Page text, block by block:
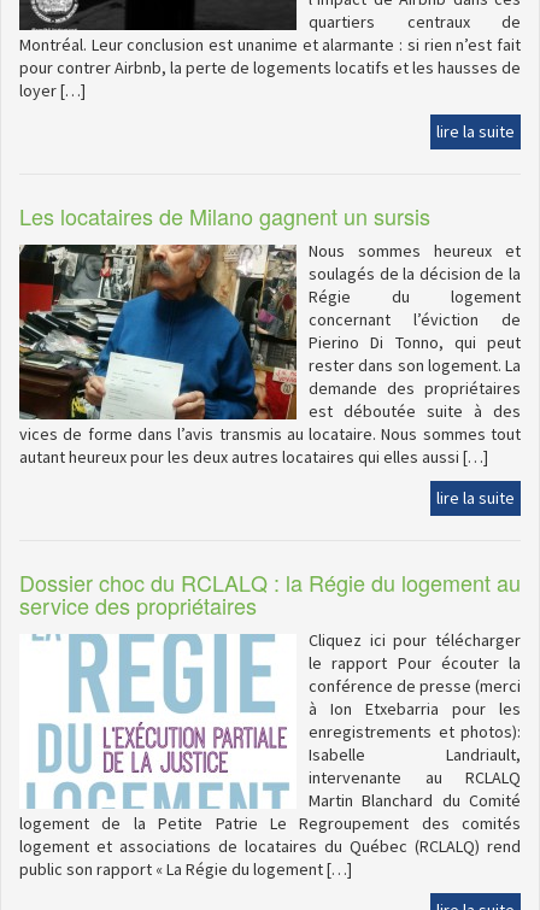
quartiers centraux de
Montréal. Leur conclusion est unanime et alarmante : si rien n’est fait
pour contrer Airbnb, la perte de logements locatifs et les hausses de
loyer […]
lire la suite
Les locataires de Milano gagnent un sursis
Nous sommes heureux et
soulagés de la décision de la
Régie du logement
concernant l’éviction de
Pierino Di Tonno, qui peut
rester dans son logement. La
demande des propriétaires
est déboutée suite à des
vices de forme dans l’avis transmis au locataire. Nous sommes tout
autant heureux pour les deux autres locataires qui elles aussi […]
lire la suite
Dossier choc du RCLALQ : la Régie du logement au
service des propriétaires
Cliquez ici pour télécharger
le rapport Pour écouter la
conférence de presse (merci
à Ion Etxebarria pour les
enregistrements et photos):
Isabelle Landriault,
intervenante au RCLALQ
Martin Blanchard du Comité
logement de la Petite Patrie Le Regroupement des comités
logement et associations de locataires du Québec (RCLALQ) rend
public son rapport « La Régie du logement […]